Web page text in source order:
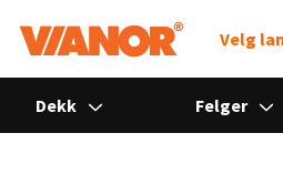
Velg
Dekk Felger